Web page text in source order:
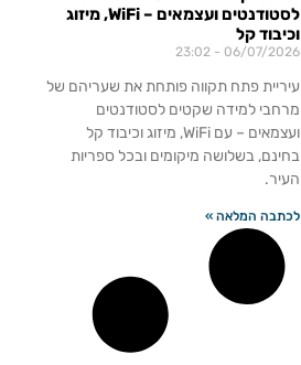
לסטודנטים ועצמאים – WiFi, מיזוג
וכיבוד קל
06/07/2026
עיריית פתח תקווה פותחת את שעריהם של
מרחבי למידה שקטים לסטודנטים
ועצמאים – עם WiFi, מיזוג וכיבוד קל
בחינם, בשלושה מיקומים ובכל ספריות
העיר.
לכתבה המלאה »